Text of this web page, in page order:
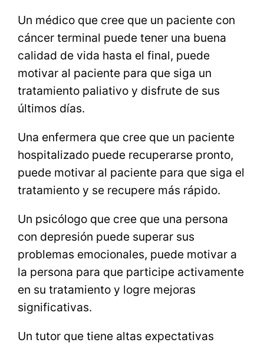
Un médico que cree que un paciente con
cáncer terminal puede tener una buena
calidad de vida hasta el final, puede
motivar al paciente para que siga un
tratamiento paliativo y disfrute de sus
últimos días.
Una enfermera que cree que un paciente
hospitalizado puede recuperarse pronto,
puede motivar al paciente para que siga el
tratamiento y se recupere más rápido.
Un psicólogo que cree que una persona
con depresión puede superar sus
problemas emocionales, puede motivar a
la persona para que participe activamente
en su tratamiento y logre mejoras
significativas.
Un tutor que tiene altas expectativas